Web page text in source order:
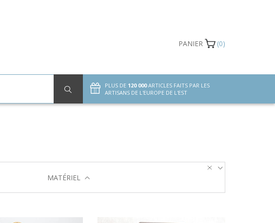
MATÉRIEL
PANIER (0)
PLUS DE 120 000ARTICLES FAITS PAR LES
ARTISANS DE L'EUROPE DE L'EST